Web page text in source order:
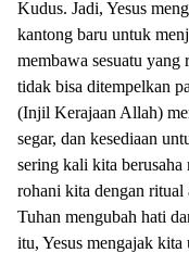
Kudus. Jadi, Yesus
kantong baru untuk
membawa sesuatu yang
tidak bisa ditempelkan
(Injil Kerajaan Allah)
segar, dan kesediaan
sering kali kita berusaha
rohani kita dengan ritual
Tuhan mengubah hati
itu, Yesus mengajak